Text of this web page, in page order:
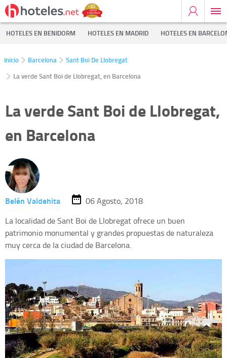
HOTELES EN BENIDORM HOTELES EN MADRID HOTELES EN
Inicio Barcelona
Sant Boi De Llobregat
La verde Sant Boi de Llobregat, en Barcelona
La verde Sant Boi de Llobregat,
en Barcelona
Belén Valdehita
06 Agosto, 2018
La localidad de Sant Boi de Llobregat ofrece un buen
patrimonio monumental y grandes propuestas de naturaleza
muy cerca de la ciudad de Barcelona.